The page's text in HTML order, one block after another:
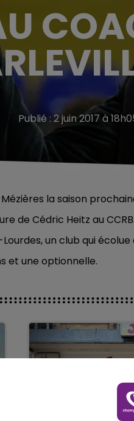
14h00 - 15h00
LA RADIO
Publié : 2 juin 2017 à
la saison
de Cédric Heitz au CCRB.
un club qui écolue
et une optionnelle.